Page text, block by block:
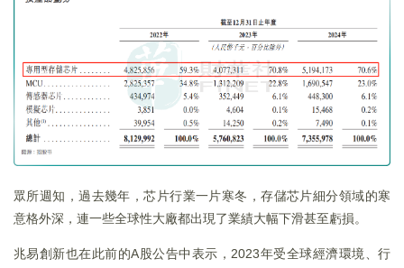
眾所週知，過去幾年，芯片行業一片寒冬，存儲芯片細分領域的寒
意格外深，連一些全球性大廠都出現了業績大幅下滑甚至虧損。
兆易創新也在此前的A股公告中表示，2023年受全球經濟環境、行